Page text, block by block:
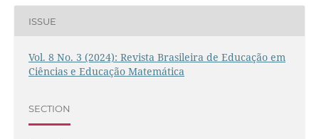
ISSUE
Vol. 8 No. 3 (2024): Revista Brasileira de Educação em
Ciências e Educação Matemática
SECTION